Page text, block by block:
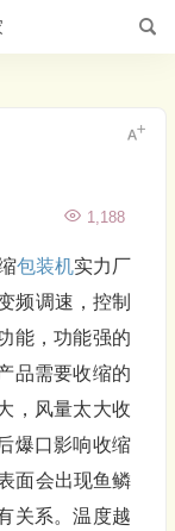
1,188
包装机实力厂
频调速，控制
能，功能强的
品需要收缩的
，风量太大收
爆口影响收缩
面会出现鱼鳞
关系。温度越